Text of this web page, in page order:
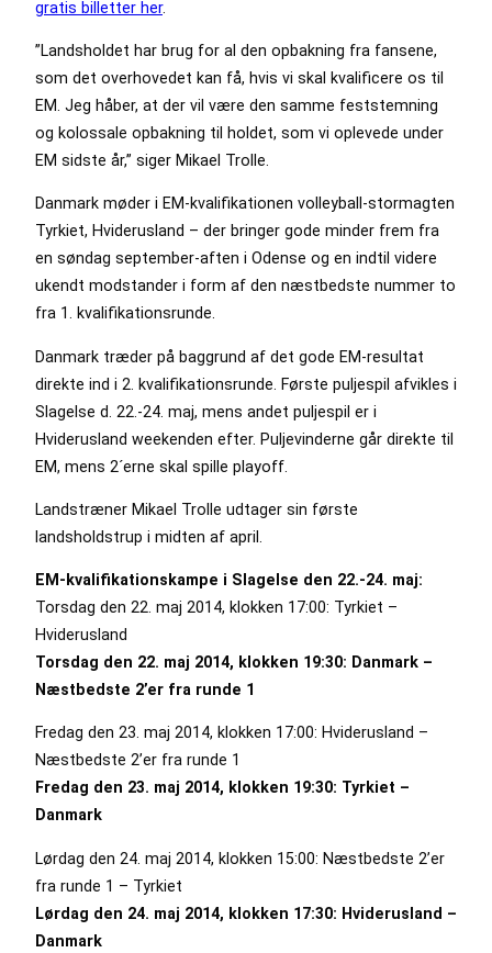
gratis billetter her.
”Landsholdet har brug for al den opbakning fra fansene,
som det overhovedet kan få, hvis vi skal kvalificere os til
EM. Jeg håber, at der vil være den samme feststemning
og kolossale opbakning til holdet, som vi oplevede under
EM sidste år,” siger Mikael Trolle.
Danmark møder i EM-kvalifikationen volleyball-stormagten
Tyrkiet, Hviderusland – der bringer gode minder frem fra
en søndag september-aften i Odense og en indtil videre
ukendt modstander i form af den næstbedste nummer to
fra 1. kvalifikationsrunde.
Danmark træder på baggrund af det gode EM-resultat
direkte ind i 2. kvalifikationsrunde. Første puljespil afvikles i
Slagelse d. 22.-24. maj, mens andet puljespil er i
Hviderusland weekenden efter. Puljevinderne går direkte til
EM, mens 2´erne skal spille playoff.
Landstræner Mikael Trolle udtager sin første
landsholdstrup i midten af april.
EM-kvalifikationskampe i Slagelse den 22.-24. maj:
Torsdag den 22. maj 2014, klokken 17:00: Tyrkiet –
Hviderusland
Torsdag den 22. maj 2014, klokken 19:30: Danmark –
Næstbedste 2’er fra runde 1
Fredag den 23. maj 2014, klokken 17:00: Hviderusland –
Næstbedste 2’er fra runde 1
Fredag den 23. maj 2014, klokken 19:30: Tyrkiet –
Danmark
Lørdag den 24. maj 2014, klokken 15:00: Næstbedste 2’er
fra runde 1 – Tyrkiet
Lørdag den 24. maj 2014, klokken 17:30: Hviderusland –
Danmark